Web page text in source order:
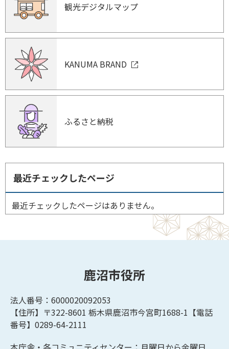
観光デジタルマップ
KANUMA BRAND
ふるさと納税
最近チェックしたページ
最近チェックしたページはありません。
鹿沼市役所
法人番号：6000020092053
【住所】〒322-8601 栃木県鹿沼市今宮町1688-1【電話
番号】0289-64-2111